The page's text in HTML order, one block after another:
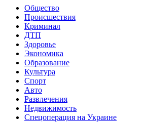
Общество
Происшествия
Криминал
ДТП
Здоровье
Экономика
Образование
Культура
Спорт
Авто
Развлечения
Недвижимость
Спецоперация на Украине